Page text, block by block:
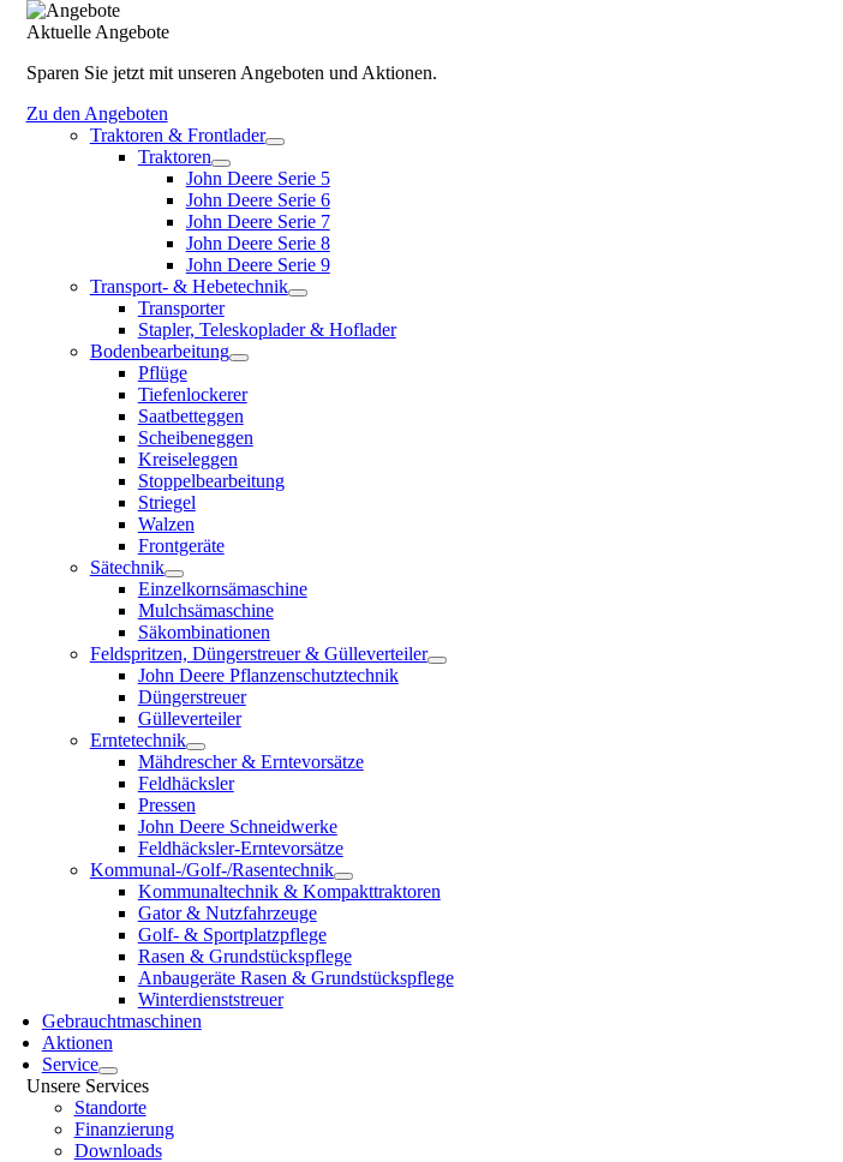
Aktuelle Angebote
Sparen Sie jetzt mit unseren Angeboten und Aktionen.
Zu den Angeboten
Traktoren & Frontlader
Traktoren
John Deere Serie 5
John Deere Serie 6
John Deere Serie 7
John Deere Serie 8
John Deere Serie 9
Transport- & Hebetechnik
Transporter
Stapler, Teleskoplader & Hoflader
Bodenbearbeitung
Pflüge
Tiefenlockerer
Saatbetteggen
Scheibeneggen
Kreiseleggen
Stoppelbearbeitung
Striegel
Walzen
Frontgeräte
Sätechnik
Einzelkornsämaschine
Mulchsämaschine
Säkombinationen
Feldspritzen, Düngerstreuer & Gülleverteiler
John Deere Pflanzenschutztechnik
Düngerstreuer
Gülleverteiler
Erntetechnik
Mähdrescher & Erntevorsätze
Feldhäcksler
Pressen
John Deere Schneidwerke
Feldhäcksler-Erntevorsätze
Kommunal-/Golf-/Rasentechnik
Kommunaltechnik & Kompakttraktoren
Gator & Nutzfahrzeuge
Golf- & Sportplatzpflege
Rasen & Grundstückspflege
Anbaugeräte Rasen & Grundstückspflege
Winterdienststreuer
Gebrauchtmaschinen
Aktionen
Service
Unsere Services
Standorte
Finanzierung
Downloads